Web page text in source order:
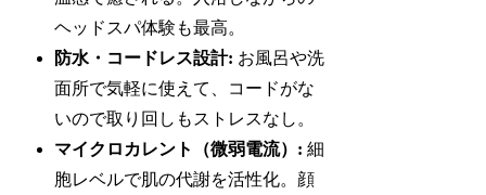
ヘッドスパ体験も最高。
防水・コードレス設計: お風呂や洗
面所で気軽に使えて、コードがな
いので取り回しもストレスなし。
マイクロカレント（微弱電流）: 細
胞レベルで肌の代謝を活性化。顔